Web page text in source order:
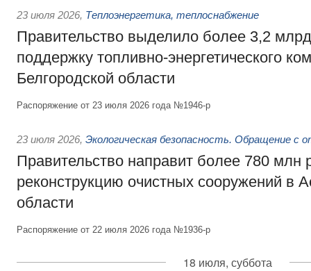
23 июля 2026, Теплоэнергетика, теплоснабжение
Правительство выделило более 3,2
поддержку топливно-энергетического
Белгородской области
Распоряжение от 23 июля 2026 года №1946-р
23 июля 2026, Экологическая безопасность. Обращение с
Правительство направит более 780 млн
реконструкцию очистных сооружений в
области
Распоряжение от 22 июля 2026 года №1936-р
18 июля, суббота